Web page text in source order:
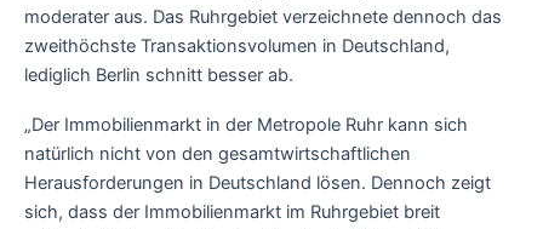
moderater aus. Das Ruhrgebiet verzeichnete dennoch das
zweithöchste Transaktionsvolumen in Deutschland,
lediglich Berlin schnitt besser ab.
„Der Immobilienmarkt in der Metropole Ruhr kann sich
natürlich nicht von den gesamtwirtschaftlichen
Herausforderungen in Deutschland lösen. Dennoch zeigt
sich, dass der Immobilienmarkt im Ruhrgebiet breit